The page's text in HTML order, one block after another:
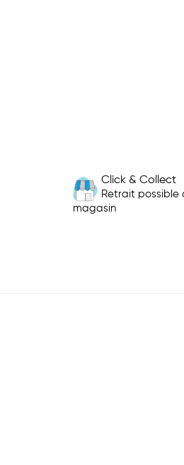
Click & Collect
Retrait possible
magasin